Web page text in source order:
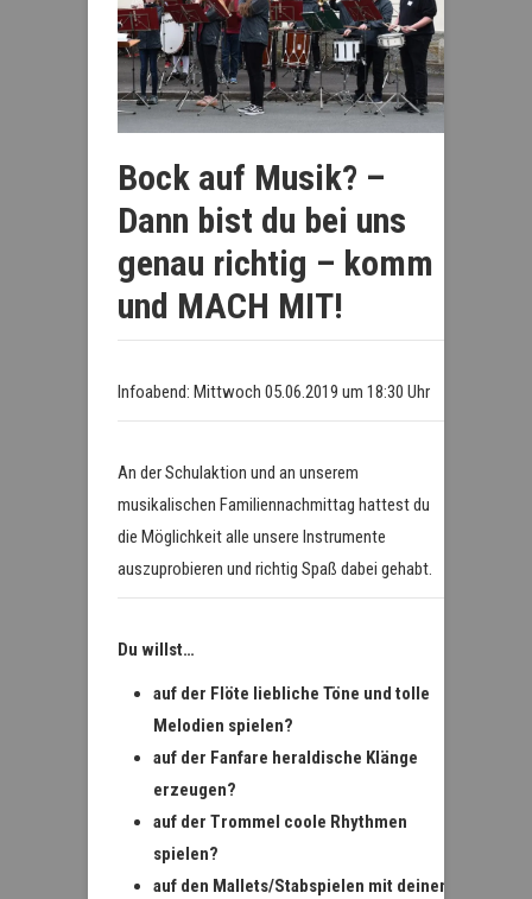
Bock auf Musik? –
Dann bist du bei uns
genau richtig – komm
und MACH MIT!
Infoabend: Mittwoch 05.06.2019 um 18:30 Uhr
An der Schulaktion und an unserem
musikalischen Familiennachmittag hattest du
die Möglichkeit alle unsere Instrumente
auszuprobieren und richtig Spaß dabei gehabt.
Du willst…
auf der Flöte liebliche Töne und tolle
Melodien spielen?
auf der Fanfare heraldische Klänge
erzeugen?
auf der Trommel coole Rhythmen
spielen?
auf den Mallets/Stabspielen mit deinen